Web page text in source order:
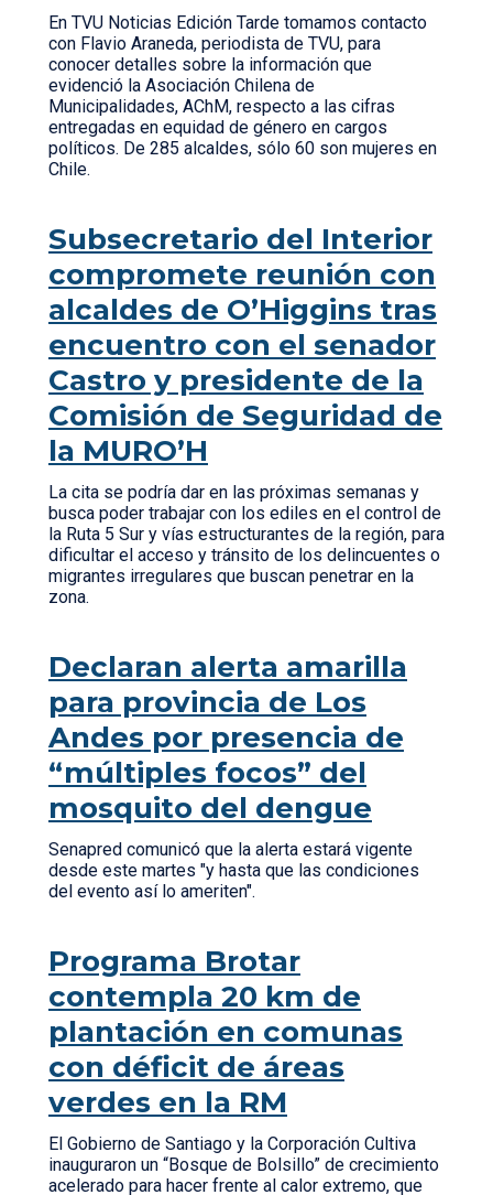
En TVU Noticias Edición Tarde tomamos contacto
con Flavio Araneda, periodista de TVU, para
conocer detalles sobre la información que
evidenció la Asociación Chilena de
Municipalidades, AChM, respecto a las cifras
entregadas en equidad de género en cargos
políticos. De 285 alcaldes, sólo 60 son mujeres en
Chile.
Subsecretario del Interior
compromete reunión con
alcaldes de O’Higgins tras
encuentro con el senador
Castro y presidente de la
Comisión de Seguridad de
la MURO’H
La cita se podría dar en las próximas semanas y
busca poder trabajar con los ediles en el control de
la Ruta 5 Sur y vías estructurantes de la región, para
dificultar el acceso y tránsito de los delincuentes o
migrantes irregulares que buscan penetrar en la
zona.
Declaran alerta amarilla
para provincia de Los
Andes por presencia de
“múltiples focos” del
mosquito del dengue
Senapred comunicó que la alerta estará vigente
desde este martes "y hasta que las condiciones
del evento así lo ameriten".
Programa Brotar
contempla 20 km de
plantación en comunas
con déficit de áreas
verdes en la RM
El Gobierno de Santiago y la Corporación Cultiva
inauguraron un “Bosque de Bolsillo” de crecimiento
acelerado para hacer frente al calor extremo, que